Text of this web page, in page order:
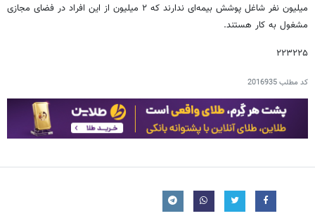
میلیون نفر شاغل پوشش بیمه‌ای ندارند که ۲ میلیون از این افراد در فضای مجازی
مشغول به کار هستند.
۲۲۳۲۲۵
کد مطلب2016935